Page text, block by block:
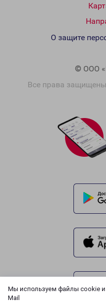
Мы используем файлы cookie и
Mail
© ООО
Все права
О защите